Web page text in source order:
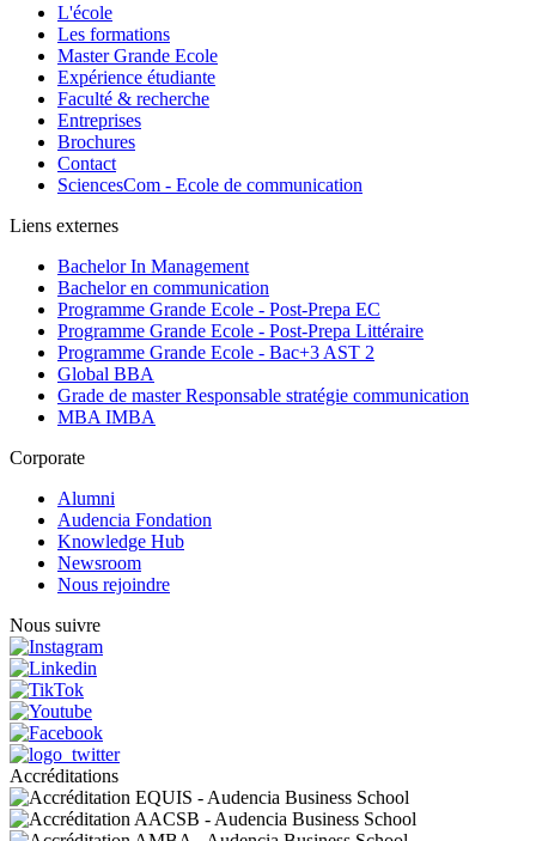
L'école
Les formations
Master Grande Ecole
Expérience étudiante
Faculté & recherche
Entreprises
Brochures
Contact
SciencesCom - Ecole de communication
Liens externes
Bachelor In Management
Bachelor en communication
Programme Grande Ecole - Post-Prepa EC
Programme Grande Ecole - Post-Prepa Littéraire
Programme Grande Ecole - Bac+3 AST 2
Global BBA
Grade de master Responsable stratégie communication
MBA IMBA
Corporate
Alumni
Audencia Fondation
Knowledge Hub
Newsroom
Nous rejoindre
Nous suivre
Accréditations